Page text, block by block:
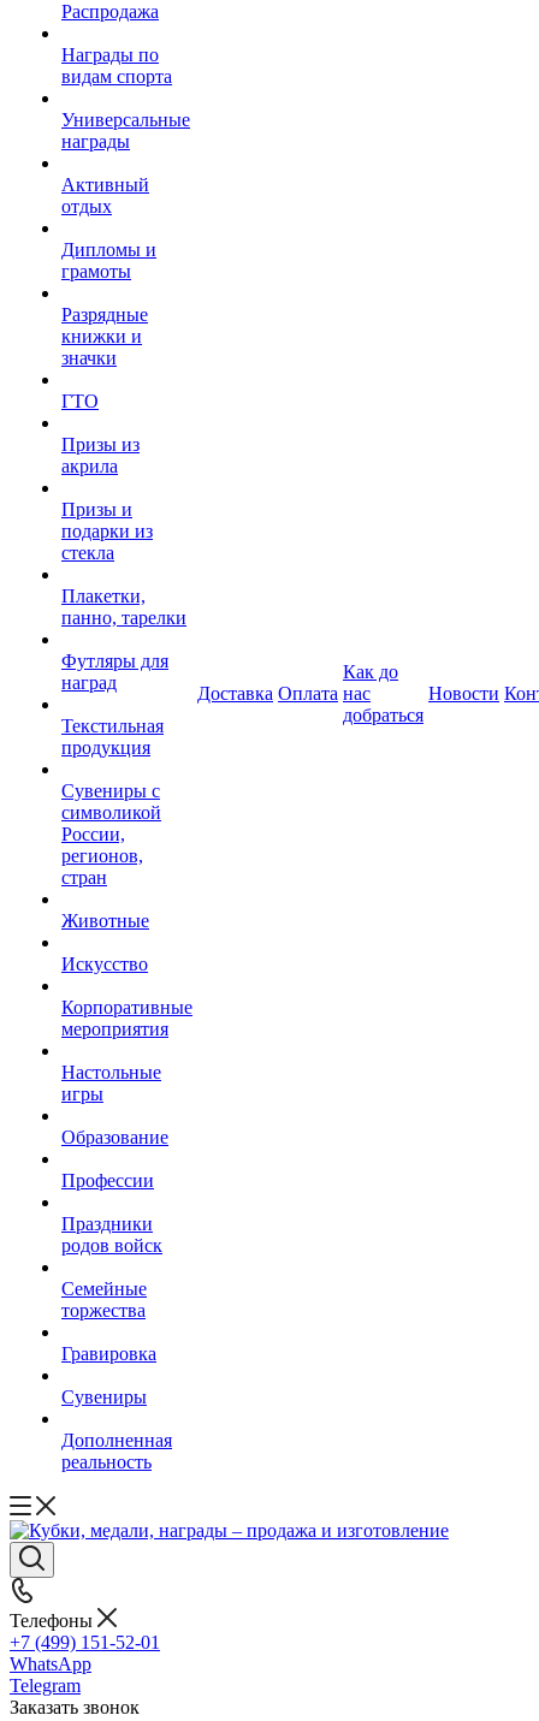
Распродажа
Награды по
видам спорта
Универсальные
награды
Активный
отдых
Дипломы и
грамоты
Разрядные
книжки и
значки
ГТО
Призы из
акрила
Призы и
подарки из
стекла
Плакетки,
панно, тарелки
Футляры для
наград
Текстильная
продукция
Сувениры с
символикой
России,
регионов,
стран
Животные
Искусство
Корпоративные
мероприятия
Настольные
игры
Образование
Профессии
Праздники
родов войск
Семейные
торжества
Гравировка
Сувениры
Дополненная
реальность
Доставка Оплата
Как до
нас
добраться
Новости
Телефоны
+7 (499) 151-52-01
WhatsApp
Telegram
Заказать звонок